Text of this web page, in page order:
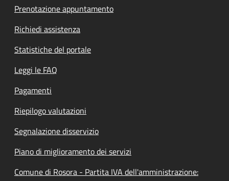
Prenotazione appuntamento
Richiedi assistenza
Statistiche del portale
Leggi le FAQ
Pagamenti
Riepilogo valutazioni
Segnalazione disservizio
Piano di miglioramento dei servizi
Comune di Rosora - Partita IVA dell'amministrazione: